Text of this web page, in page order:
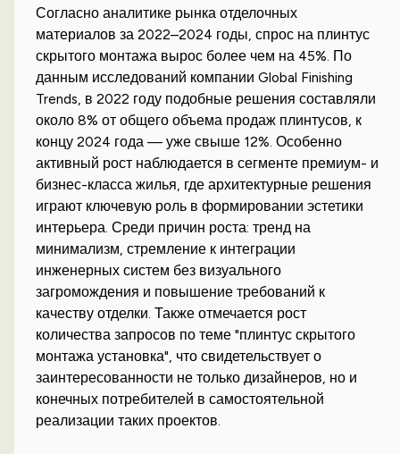
Согласно аналитике рынка отделочных
материалов за 2022–2024 годы, спрос на плинтус
скрытого монтажа вырос более чем на 45%. По
данным исследований компании Global Finishing
Trends, в 2022 году подобные решения составляли
около 8% от общего объема продаж плинтусов, к
концу 2024 года — уже свыше 12%. Особенно
активный рост наблюдается в сегменте премиум- и
бизнес-класса жилья, где архитектурные решения
играют ключевую роль в формировании эстетики
интерьера. Среди причин роста: тренд на
минимализм, стремление к интеграции
инженерных систем без визуального
загромождения и повышение требований к
качеству отделки. Также отмечается рост
количества запросов по теме "плинтус скрытого
монтажа установка", что свидетельствует о
заинтересованности не только дизайнеров, но и
конечных потребителей в самостоятельной
реализации таких проектов.